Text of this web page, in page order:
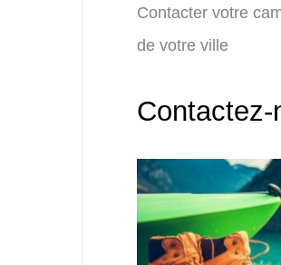
Contacter votre
de votre ville
Contactez-